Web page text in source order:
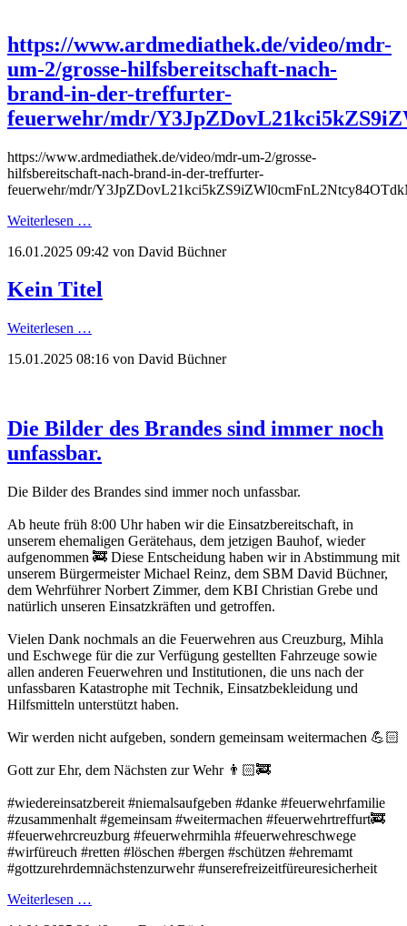
https://www.ardmediathek.de/video/mdr-
um-2/grosse-hilfsbereitschaft-nach-
brand-in-der-treffurter-
feuerwehr/mdr/
https://www.ardmediathek.de/video/mdr-um-2/grosse-
hilfsbereitschaft-nach-brand-in-der-treffurter-
feuerwehr/mdr/
Weiterlesen …
16.01.2025 09:42 von David Büchner
Kein Titel
Weiterlesen …
15.01.2025 08:16 von David Büchner
Die Bilder des Brandes sind immer noch
unfassbar.
Die Bilder des Brandes sind immer noch unfassbar.
Ab heute früh 8:00 Uhr haben wir die Einsatzbereitschaft, in
unserem ehemaligen Gerätehaus, dem jetzigen Bauhof, wieder
aufgenommen 🚒 Diese Entscheidung haben wir in Abstimmung mit
unserem Bürgermeister Michael Reinz, dem SBM David Büchner,
dem Wehrführer Norbert Zimmer, dem KBI Christian Grebe und
natürlich unseren Einsatzkräften und getroffen.
Vielen Dank nochmals an die Feuerwehren aus Creuzburg, Mihla
und Eschwege für die zur Verfügung gestellten Fahrzeuge sowie
allen anderen Feuerwehren und Institutionen, die uns nach der
unfassbaren Katastrophe mit Technik, Einsatzbekleidung und
Hilfsmitteln unterstützt haben.
Wir werden nicht aufgeben, sondern gemeinsam weitermachen 💪🏻
Gott zur Ehr, dem Nächsten zur Wehr 👨🏻‍🚒
#wiedereinsatzbereit #niemalsaufgeben #danke #feuerwehrfamilie
#zusammenhalt #gemeinsam #weitermachen #feuerwehrtreffurt🚒
#feuerwehrcreuzburg #feuerwehrmihla #feuerwehreschwege
#wirfüreuch #retten #löschen #bergen #schützen #ehremamt
#gottzurehrdemnächstenzurwehr #unserefreizeitfüreuresicherheit
Weiterlesen …